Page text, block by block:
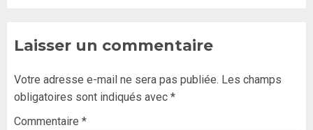
Laisser un commentaire
Votre adresse e-mail ne sera pas publiée. Les champs
obligatoires sont indiqués avec *
Commentaire *